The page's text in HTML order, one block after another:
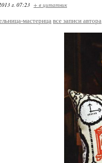
г. 07:23 + в цитатник
мастерицавсе записи автора